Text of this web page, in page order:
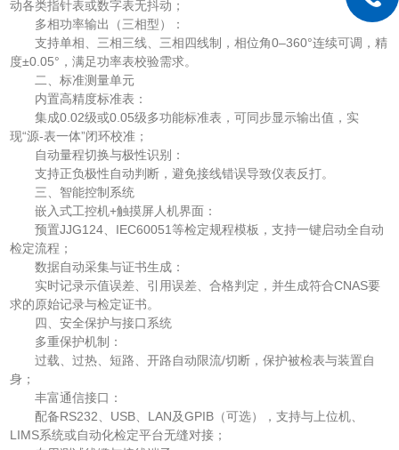
动各类指针表或数字表无抖动；
多相功率输出（三相型）：
支持单相、三相三线、三相四线制，相位角0–360°连续可调，精
度±0.05°，满足功率表校验需求。
二、标准测量单元
内置高精度标准表：
集成0.02级或0.05级多功能标准表，可同步显示输出值，实
现“源-表一体”闭环校准；
自动量程切换与极性识别：
支持正负极性自动判断，避免接线错误导致仪表反打。
三、智能控制系统
嵌入式工控机+触摸屏人机界面：
预置JJG124、IEC60051等检定规程模板，支持一键启动全自动
检定流程；
数据自动采集与证书生成：
实时记录示值误差、引用误差、合格判定，并生成符合CNAS要
求的原始记录与检定证书。
四、安全保护与接口系统
多重保护机制：
过载、过热、短路、开路自动限流/切断，保护被检表与装置自
身；
丰富通信接口：
配备RS232、USB、LAN及GPIB（可选），支持与上位机、
LIMS系统或自动化检定平台无缝对接；